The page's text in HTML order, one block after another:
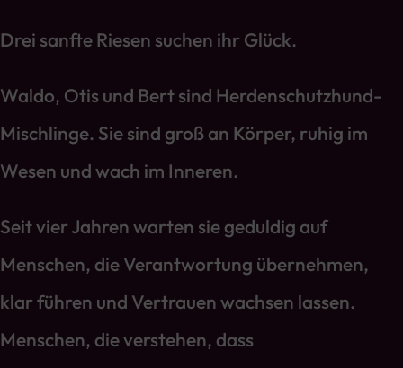
Drei sanfte Riesen suchen ihr Glück.
Waldo, Otis und Bert sind Herdenschutzhund-
Mischlinge. Sie sind groß an Körper, ruhig im
Wesen und wach im Inneren.
Seit vier Jahren warten sie geduldig auf
Menschen, die Verantwortung übernehmen,
klar führen und Vertrauen wachsen lassen.
Menschen, die verstehen, dass